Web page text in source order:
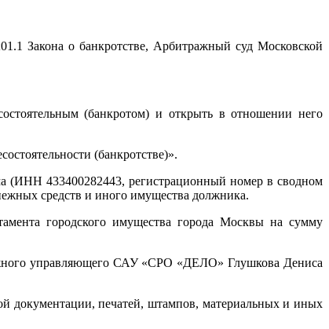
Закона о банкротстве, Арбитражный суд Московской
(банкротом) и открыть в отношении него
(банкротстве)».
433400282443, регистрационный номер в сводном
средств и иного имущества должника.
городского имущества города Москвы на сумму
управляющего САУ «СРО «ДЕЛО» Глушкова Дениса
документации, печатей, штампов, материальных и иных